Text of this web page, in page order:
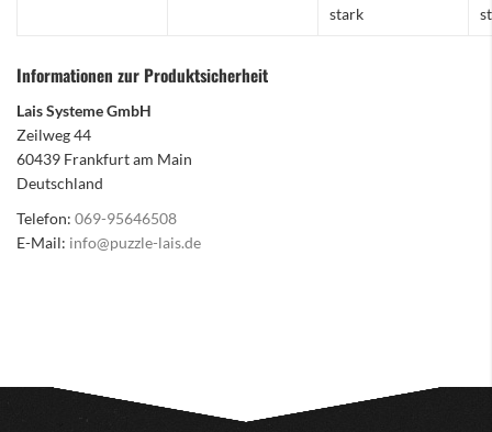
stark
Informationen zur Produktsicherheit
Lais Systeme GmbH
Zeilweg 44
60439 Frankfurt am Main
Deutschland
Telefon: 069-95646508
E-Mail: info@puzzle-lais.de